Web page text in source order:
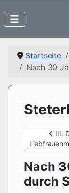
Startseite
Nach 30
III.
Nach
durch